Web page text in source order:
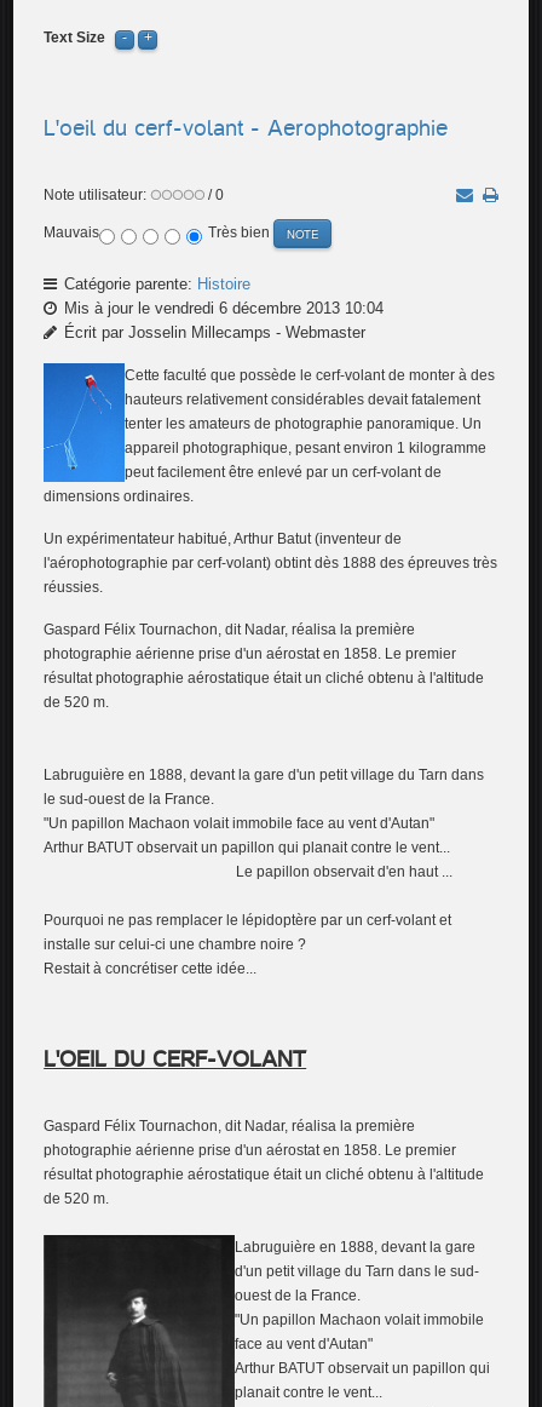
Text Size
L'oeil du cerf-volant - Aerophotographie
Note utilisateur: / 0
Mauvais Très bien
Catégorie parente: Histoire
Mis à jour le vendredi 6 décembre 2013 10:04
Écrit par Josselin Millecamps - Webmaster
Cette faculté que possède le cerf-volant de monter à des
hauteurs relativement considérables devait fatalement
tenter les amateurs de photographie panoramique. Un
appareil photographique, pesant environ 1 kilogramme
peut facilement être enlevé par un cerf-volant de
dimensions ordinaires.
Un expérimentateur habitué, Arthur Batut (inventeur de
l'aérophotographie par cerf-volant) obtint dès 1888 des épreuves très
réussies.
Gaspard Félix Tournachon, dit Nadar, réalisa la première
photographie aérienne prise d'un aérostat en 1858. Le premier
résultat photographie aérostatique était un cliché obtenu à l'altitude
de 520 m.
Labruguière en 1888, devant la gare d'un petit village du Tarn dans
le sud-ouest de la France.
"Un papillon Machaon volait immobile face au vent d'Autan"
Arthur BATUT observait un papillon qui planait contre le vent...
Le papillon observait d'en haut ...
Pourquoi ne pas remplacer le lépidoptère par un cerf-volant et
installe sur celui-ci une chambre noire ?
Restait à concrétiser cette idée...
L'OEIL DU CERF-VOLANT
Gaspard Félix Tournachon, dit Nadar, réalisa la première
photographie aérienne prise d'un aérostat en 1858. Le premier
résultat photographie aérostatique était un cliché obtenu à l'altitude
de 520 m.
Labruguière en 1888, devant la gare
d'un petit village du Tarn dans le sud-
ouest de la France.
"Un papillon Machaon volait immobile
face au vent d'Autan"
Arthur BATUT observait un papillon qui
planait contre le vent...